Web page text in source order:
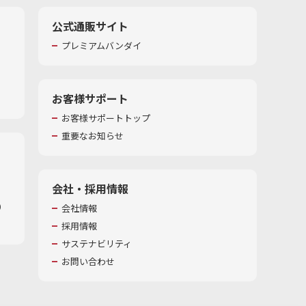
公式通販サイト
プレミアムバンダイ
お客様サポート
お客様サポートトップ
重要なお知らせ
会社・採用情報
会社情報
採用情報
サステナビリティ
お問い合わせ